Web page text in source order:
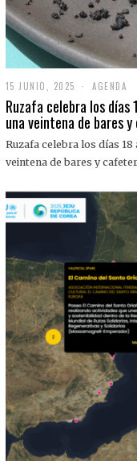
15 JUNIO, 2025
J
U
I
O
0
2
5
AGENDA
Ruzafa celebra los
una veintena de bares
Ruzafa celebra los días 18
veintena de bares y